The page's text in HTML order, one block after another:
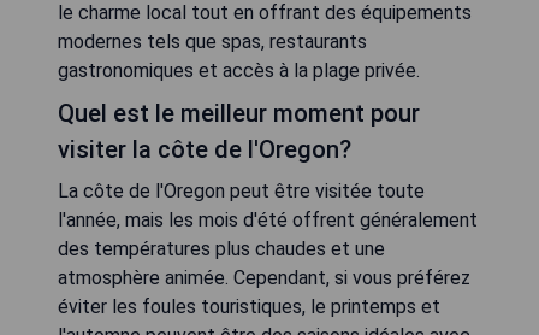
le charme local tout en offrant des équipements
modernes tels que spas, restaurants
gastronomiques et accès à la plage privée.
Quel est le meilleur moment pour
visiter la côte de l'Oregon?
La côte de l'Oregon peut être visitée toute
l'année, mais les mois d'été offrent généralement
des températures plus chaudes et une
atmosphère animée. Cependant, si vous préférez
éviter les foules touristiques, le printemps et